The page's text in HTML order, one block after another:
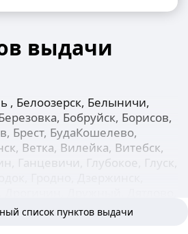
выдачи
, Белоозерск, Белыничи,
Бобруйск, Борисов,
Брест, БудаКошелево,
Ветка, Вилейка, Витебск,
Ганцевичи, Глубокое, Глуск,
Жлобин, Жодино,
Ивацевичи, Ивье,
список пунктов выдачи